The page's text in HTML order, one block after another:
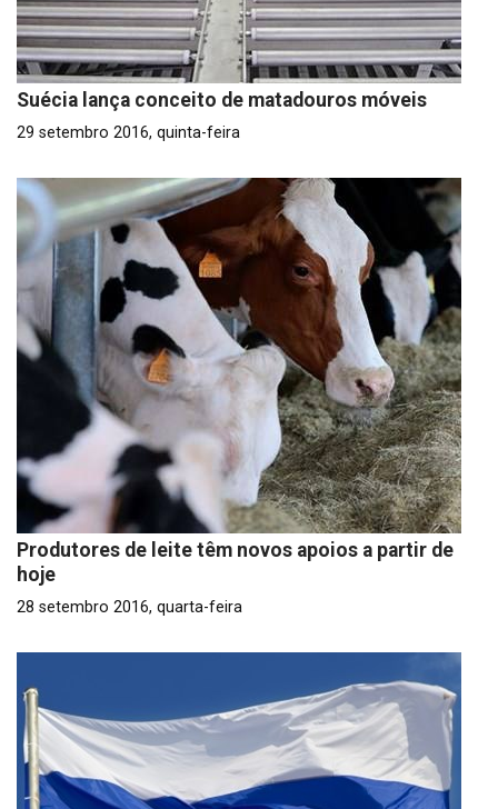
Suécia lança conceito de matadouros móveis
29 setembro 2016, quinta-feira
Produtores de leite têm novos apoios a partir de
hoje
28 setembro 2016, quarta-feira